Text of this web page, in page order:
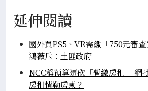
延伸閱讀
國外買PS5、VR需繳「750元審
鴻薇斥：土匪政府
NCC稱預算遭砍「暫繳房租」 網
房租情勒房東？